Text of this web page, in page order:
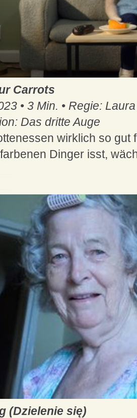
Carrots
• 3 Min. • Regie:
Das dritte Auge
wirklich so gut
Dinger isst,
(Dzielenie się)